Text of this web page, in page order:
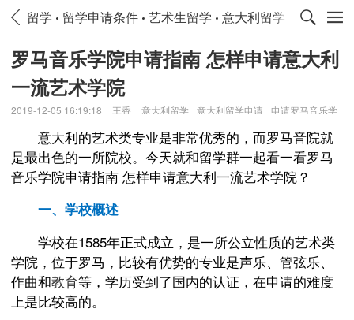
留学 留学申请条件 艺术生留学 意大利留学 意大利留
罗马音乐学院申请指南 怎样申请意大利
一流艺术学院
2019-12-05 16:19:18 王香 意大利留学 意大利留学申请 申请罗马音乐学
意大利的艺术类专业是非常优秀的，而罗马音院就
是最出色的一所院校。今天就和留学群一起看一看罗马
音乐学院申请指南 怎样申请意大利一流艺术学院？
一、学校概述
学校在1585年正式成立，是一所公立性质的艺术类
学院，位于罗马，比较有优势的专业是声乐、管弦乐、
作曲和教育等，学历受到了国内的认证，在申请的难度
上是比较高的。